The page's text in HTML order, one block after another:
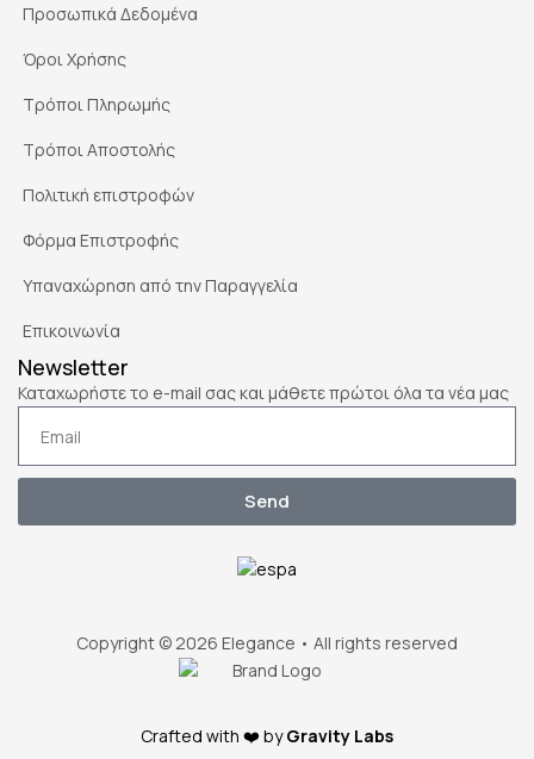
Προσωπικά Δεδομένα
Όροι Χρήσης
Τρόποι Πληρωμής
Τρόποι Αποστολής
Πολιτική επιστροφών
Φόρμα Επιστροφής
Υπαναχώρηση από την Παραγγελία
Επικοινωνία
Newsletter
Καταχωρήστε το e-mail σας και μάθετε πρώτοι όλα τα νέα μας
Send
Copyright © 2026 Elegance • All rights reserved
Crafted with ❤️ byGravity Labs